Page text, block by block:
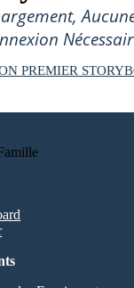
PREMIER